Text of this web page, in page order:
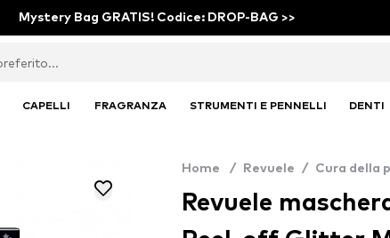
Mystery Bag GRATIS! Codice: DROP-BAG >>
CAPELLI FRAGRANZA STRUMENTI E PENNELLI DENTI
Home / Revuele / Cura della
Revuele